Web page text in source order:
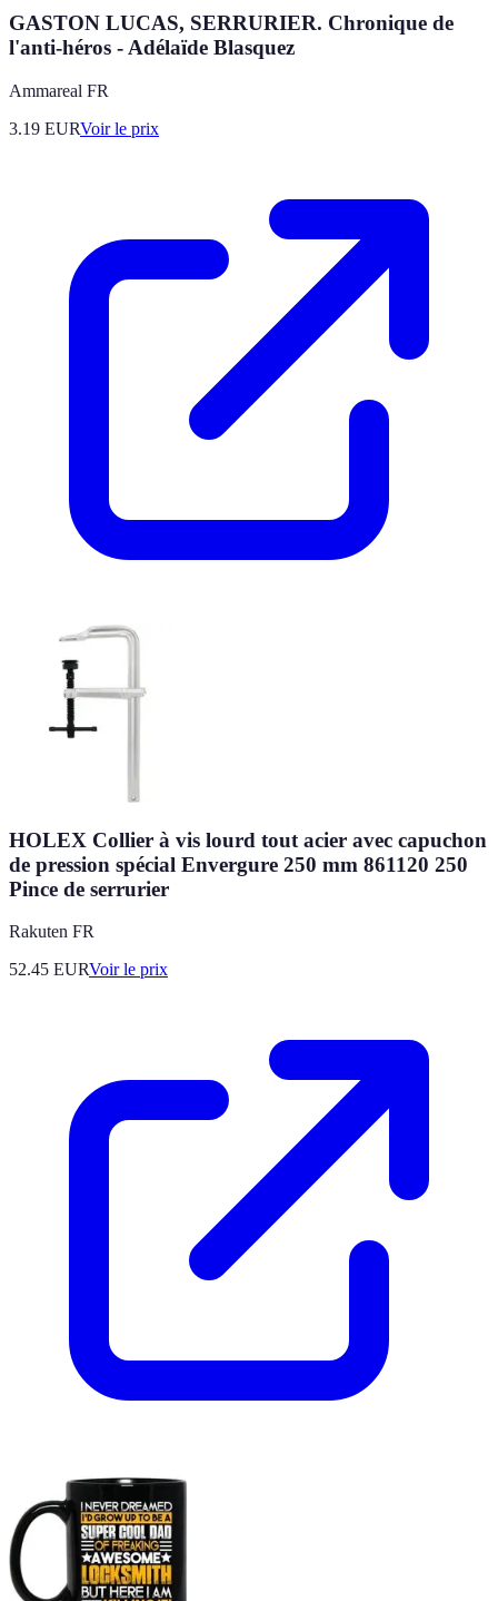
GASTON LUCAS, SERRURIER. Chronique de
l'anti-héros - Adélaïde Blasquez
Ammareal FR
3.19 EURVoir le prix
HOLEX Collier à vis lourd tout acier avec capuchon
de pression spécial Envergure 250 mm 861120 250
Pince de serrurier
Rakuten FR
52.45 EURVoir le prix